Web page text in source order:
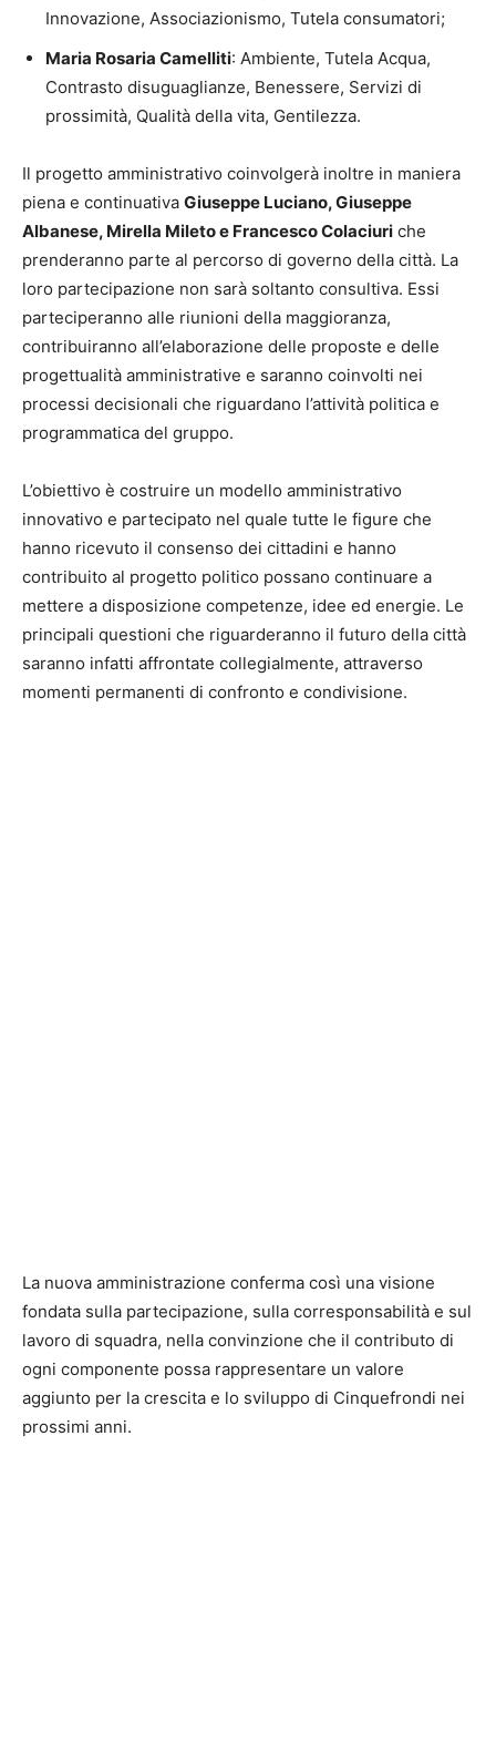
Innovazione, Associazionismo, Tutela consumatori;
Maria Rosaria Camelliti: Ambiente, Tutela Acqua,
Contrasto disuguaglianze, Benessere, Servizi di
prossimità, Qualità della vita, Gentilezza.
Il progetto amministrativo coinvolgerà inoltre in maniera
piena e continuativa Giuseppe Luciano, Giuseppe
Albanese, Mirella Mileto e Francesco Colaciuri che
prenderanno parte al percorso di governo della città. La
loro partecipazione non sarà soltanto consultiva. Essi
parteciperanno alle riunioni della maggioranza,
contribuiranno all’elaborazione delle proposte e delle
progettualità amministrative e saranno coinvolti nei
processi decisionali che riguardano l’attività politica e
programmatica del gruppo.
L’obiettivo è costruire un modello amministrativo
innovativo e partecipato nel quale tutte le figure che
hanno ricevuto il consenso dei cittadini e hanno
contribuito al progetto politico possano continuare a
mettere a disposizione competenze, idee ed energie. Le
principali questioni che riguarderanno il futuro della città
saranno infatti affrontate collegialmente, attraverso
momenti permanenti di confronto e condivisione.
La nuova amministrazione conferma così una visione
fondata sulla partecipazione, sulla corresponsabilità e sul
lavoro di squadra, nella convinzione che il contributo di
ogni componente possa rappresentare un valore
aggiunto per la crescita e lo sviluppo di Cinquefrondi nei
prossimi anni.